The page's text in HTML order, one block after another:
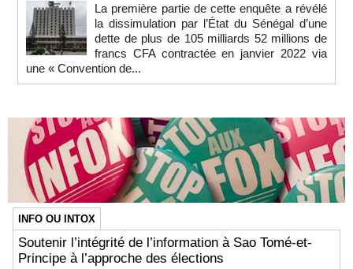
La première partie de cette enquête a révélé
la dissimulation par l’État du Sénégal d’une
dette de plus de 105 milliards 52 millions de
francs CFA contractée en janvier 2022 via
une « Convention de...
INFO OU INTOX
Soutenir l’intégrité de l’information à Sao Tomé-et-
Principe à l’approche des élections